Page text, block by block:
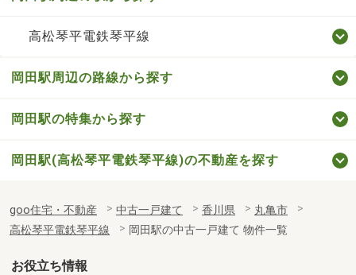
高松琴平電鉄琴平線
岡田駅周辺の路線から探す
岡田駅の特集から探す
岡田駅(高松琴平電鉄琴平線)の不動産を探す
goo住宅・不動産 中古一戸建て 香川県
丸亀市
高松琴平電鉄琴平線
岡田駅の中古一戸建て 物件一覧
お役立ち情報